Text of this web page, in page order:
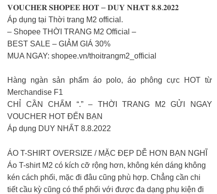
𝐕𝐎𝐔𝐂𝐇𝐄𝐑 𝐒𝐇𝐎𝐏𝐄𝐄 𝐇𝐎𝐓 – 𝐃𝐔𝐘 𝐍𝐇𝐀̂́𝐓 𝟖.𝟖.𝟐𝟎𝟐𝟐
Áp dụng tại Thời trang M2 official.
– Shopee THỜI TRANG M2 Official –
BEST SALE – GIẢM GIÁ 30%
MUA NGAY: shopee.vn/thoitrangm2_official
Hàng ngàn sản phẩm áo polo, áo phông cực HOT từ
Merchandise F1
CHỈ CẦN CHẤM “.” – THỜI TRANG M2 GỬI NGAY
VOUCHER HOT ĐẾN BẠN
Áp dụng DUY NHẤT 8.8.2022
ÁO T-SHIRT OVERSIZE / MẶC ĐẸP DỄ HƠN BẠN NGHĨ
Áo T-shirt M2 có kích cỡ rộng hơn, không kén dáng không
kén cách phối, mặc đi đâu cũng phù hợp. Chẳng cần chi
tiết cầu kỳ cũng có thể phối với được đa dạng phụ kiện đi